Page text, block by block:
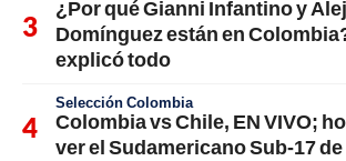
¿Por qué Gianni Infantino y
Domínguez están en
explicó todo
Selección Colombia
Colombia vs Chile, EN VIVO;
ver el Sudamericano Sub-17